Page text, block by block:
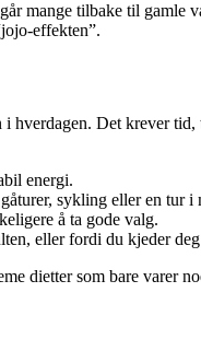
mange tilbake til
effekten”.
hverdagen. Det krever
energi.
sykling eller en tur i
å ta gode valg.
eller fordi du kjeder deg
dietter som bare varer